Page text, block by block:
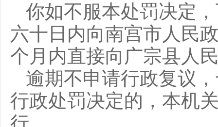
你如不服本处罚决定
六十 日内向南宫市人民
个月内直接向 广宗县人
逾期不申请行政复议
行政处罚决定的，本机